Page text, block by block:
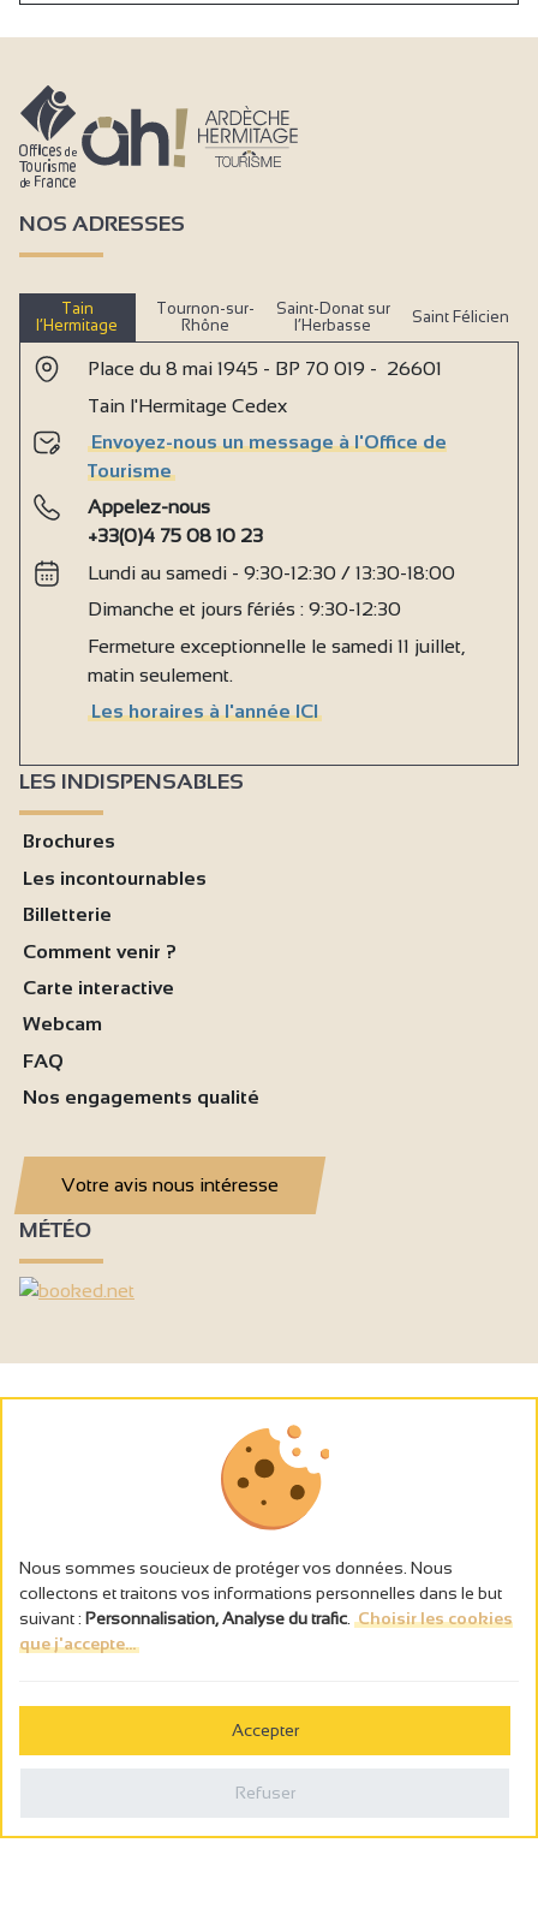
NOS ADRESSES
Tain
l’Hermitage
Tournon-sur-
Rhône
Saint-Donat sur
l’Herbasse
Saint Félicien
Place du 8 mai 1945 - BP 70 019 - 26601
Tain l'Hermitage Cedex
Envoyez-nous un message à l'Office de
Tourisme
Appelez-nous
+33(0)4 75 08 10 23
Lundi au samedi - 9:30-12:30 / 13:30-18:00
Dimanche et jours fériés : 9:30-12:30
Fermeture exceptionnelle le samedi 11 juillet,
matin seulement.
Les horaires à l'année ICI
LES INDISPENSABLES
Brochures
Les incontournables
Billetterie
Comment venir ?
Carte interactive
Webcam
FAQ
Nos engagements qualité
Votre avis nous intéresse
MÉTÉO
L’abus d’alcool est dangereux pour la santé, à consommer avec
Politique de confidentialité
Nous sommes soucieux de protéger vos données. Nous
collectons et traitons vos informations personnelles dans le but
suivant : Personnalisation, Analyse du trafic Choisir les cookies
que j'accepte...
Accepter
Refuser